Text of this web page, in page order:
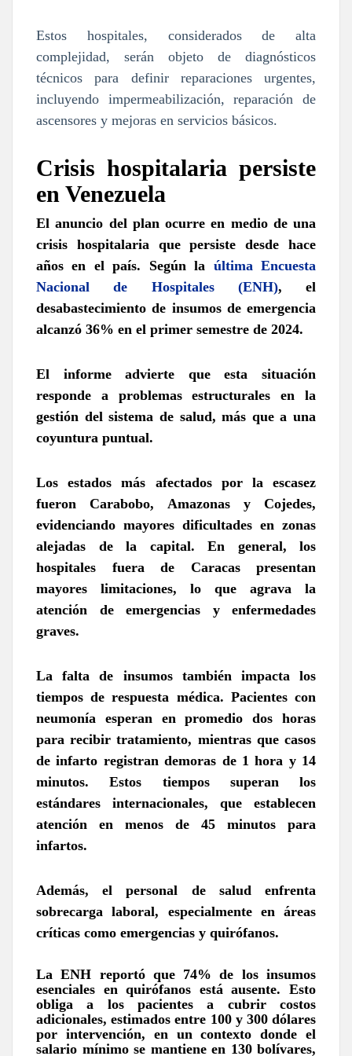
Estos hospitales, considerados de alta
complejidad, serán objeto de diagnósticos
técnicos para definir reparaciones urgentes,
incluyendo impermeabilización, reparación de
ascensores y mejoras en servicios básicos.
Crisis hospitalaria persiste
en Venezuela
El anuncio del plan ocurre en medio de una
crisis hospitalaria que persiste desde hace
años en el país. Según la última Encuesta
Nacional de Hospitales (ENH), el
desabastecimiento de insumos de emergencia
alcanzó 36% en el primer semestre de 2024.
El informe advierte que esta situación
responde a problemas estructurales en la
gestión del sistema de salud, más que a una
coyuntura puntual.
Los estados más afectados por la escasez
fueron Carabobo, Amazonas y Cojedes,
evidenciando mayores dificultades en zonas
alejadas de la capital. En general, los
hospitales fuera de Caracas presentan
mayores limitaciones, lo que agrava la
atención de emergencias y enfermedades
graves.
La falta de insumos también impacta los
tiempos de respuesta médica. Pacientes con
neumonía esperan en promedio dos horas
para recibir tratamiento, mientras que casos
de infarto registran demoras de 1 hora y 14
minutos. Estos tiempos superan los
estándares internacionales, que establecen
atención en menos de 45 minutos para
infartos.
Además, el personal de salud enfrenta
sobrecarga laboral, especialmente en áreas
críticas como emergencias y quirófanos.
La ENH reportó que 74% de los insumos
esenciales en quirófanos está ausente.
Esto
obliga a los pacientes a cubrir costos
adicionales, estimados entre 100 y 300 dólares
por intervención, en un contexto donde el
salario mínimo se mantiene en 130 bolívares,